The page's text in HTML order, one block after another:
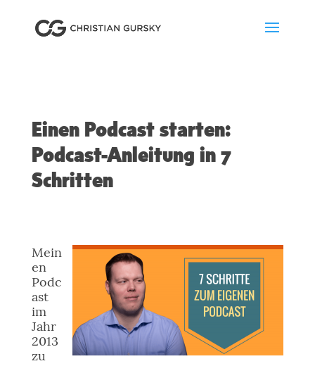
Einen Podcast starten:
Podcast-Anleitung in 7
Schritten
Mein
en
Podc
ast
im
Jahr
2013
zu